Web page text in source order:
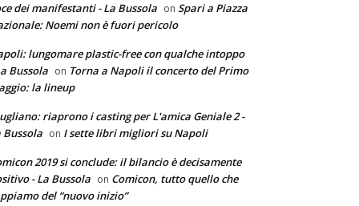
dei manifestanti - La Bussola on Spari a Piazza
Noemi non è fuori pericolo
lungomare plastic-free con qualche intoppo
Bussola on Torna a Napoli il concerto del Primo
la lineup
riaprono i casting per L'amica Geniale 2 -
Bussola on I sette libri migliori su Napoli
2019 si conclude: il bilancio è decisamente
- La Bussola on Comicon, tutto quello che
del “nuovo inizio”